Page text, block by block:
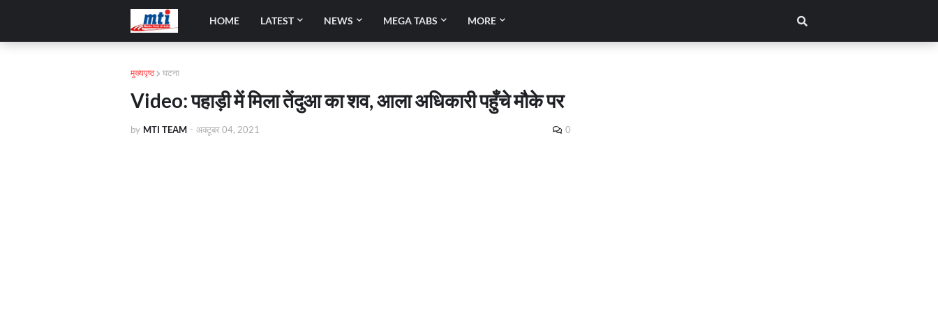
HOME LATEST NEWS MEGA TABS MORE
मुख्यपृष्ठ घटना
Video: पहाड़ी में मिला तेंदुआ का शव, आला अधिकारी पहुँचे मौके पर
by MTI TEAM - अक्टूबर 04, 2021 0